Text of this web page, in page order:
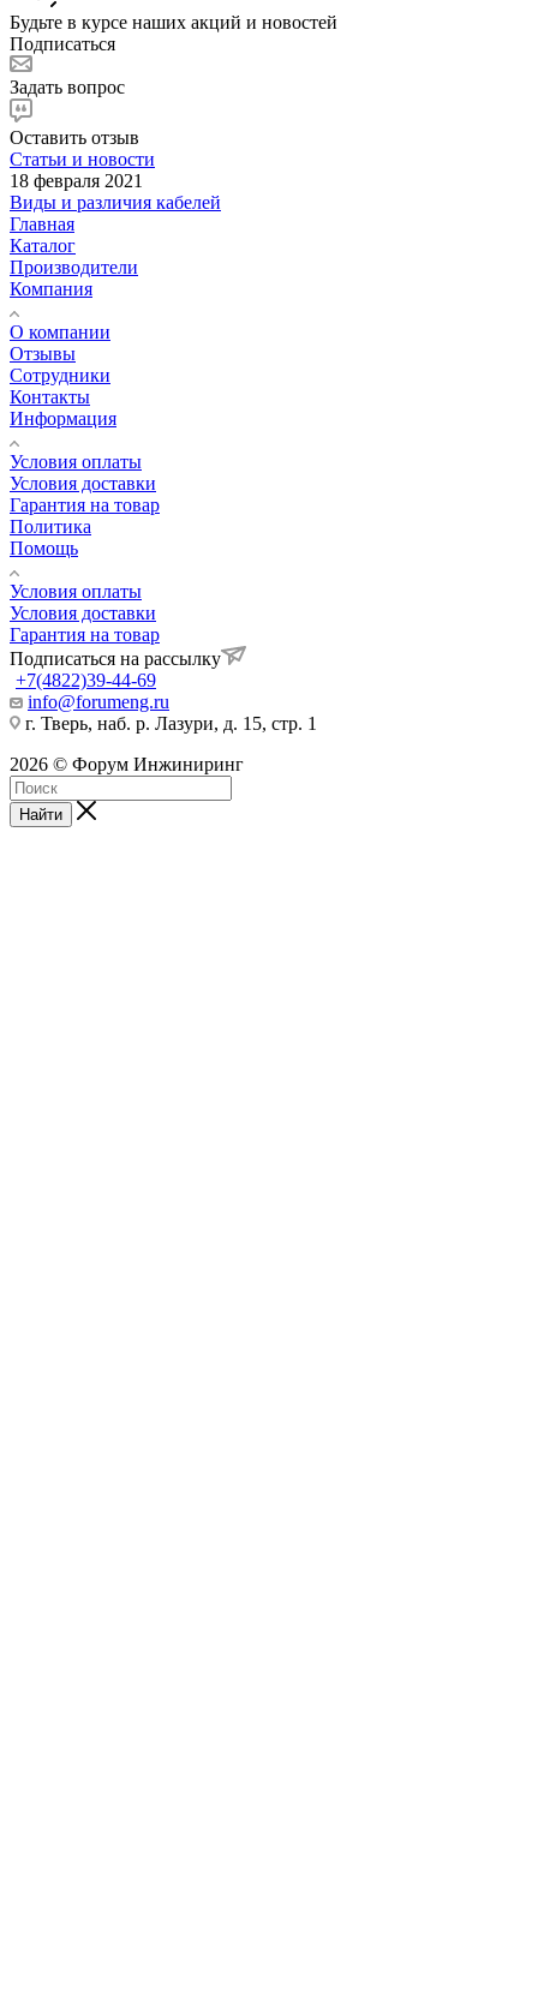
Будьте в курсе наших акций и новостей
Подписаться
Задать вопрос
Оставить отзыв
Статьи и новости
18 февраля 2021
Виды и различия кабелей
Главная
Каталог
Производители
Компания
О компании
Отзывы
Сотрудники
Контакты
Информация
Условия оплаты
Условия доставки
Гарантия на товар
Политика
Помощь
Условия оплаты
Условия доставки
Гарантия на товар
Подписаться на рассылку
+7(4822)39-44-69
info@forumeng.ru
г. Тверь, наб. р. Лазури, д. 15, стр. 1
2026 © Форум Инжиниринг
Найти